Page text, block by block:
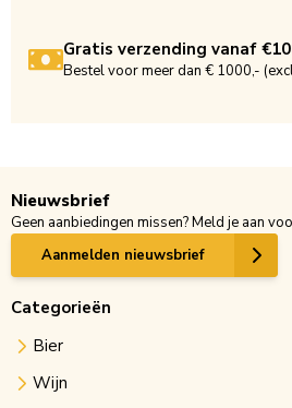
Gratis verzending vanaf
Bestel voor meer dan € 1000,-
Nieuwsbrief
Geen aanbiedingen missen? Meld je aan
Aanmelden nieuwsbrief
Categorieën
Bier
Wijn